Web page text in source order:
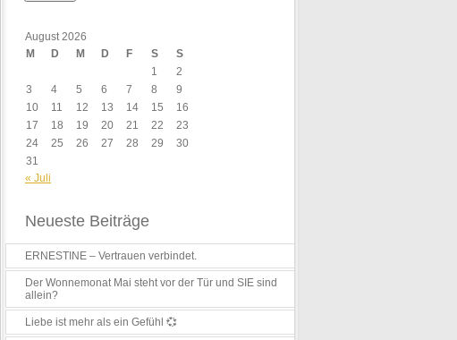
August 2026
M
D M D F S
S
1
2
3
4 5 6 7 8
9
10
11 12 13 14 15
16
17
18 19 20 21 22
23
24
25 26 27 28 29
30
31
« Juli
Neueste Beiträge
ERNESTINE – Vertrauen verbindet.
Der Wonnemonat Mai steht vor der Tür und SIE sind
allein?
Liebe ist mehr als ein Gefühl 💞